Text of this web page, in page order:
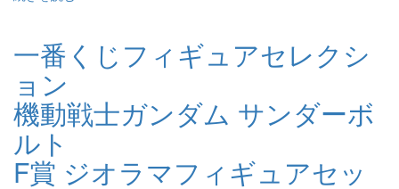
一番くじフィギュアセレクシ
ョン
機動戦士ガンダム サンダーボ
ルト
F賞 ジオラマフィギュアセッ